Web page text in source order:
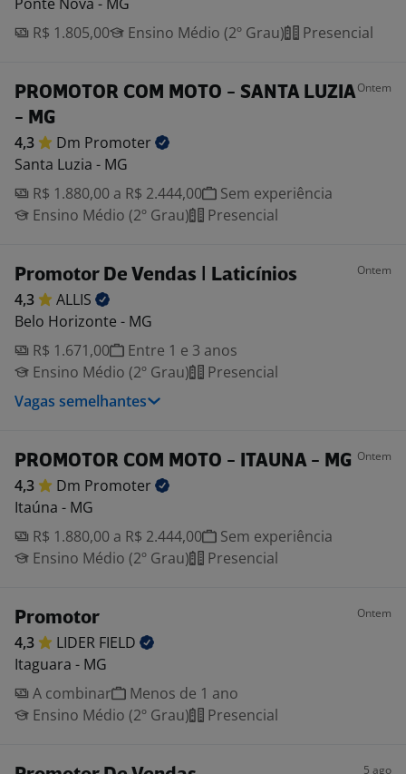
R$ 1.805,00
Ensino Médio (2º Grau) Presencial
PROMOTOR COM MOTO - SANTA LUZIA
- MG
Ontem
4,3 Dm Promoter
Santa Luzia - MG
R$ 1.880,00 a R$ 2.444,00
Sem experiência
Ensino Médio (2º Grau)
Presencial
Promotor De Vendas | Laticínios Ontem
4,3
ALLIS
Belo Horizonte - MG
R$ 1.671,00
Entre 1 e 3 anos
Ensino Médio (2º Grau)
Presencial
Vagas semelhantes
PROMOTOR COM MOTO - ITAUNA - MG Ontem
4,3 Dm Promoter
Itaúna - MG
R$ 1.880,00 a R$ 2.444,00
Sem experiência
Ensino Médio (2º Grau)
Presencial
Promotor Ontem
4,3 LIDER FIELD
Itaguara - MG
A combinar
Menos de 1 ano
Ensino Médio (2º Grau)
Presencial
5 ago